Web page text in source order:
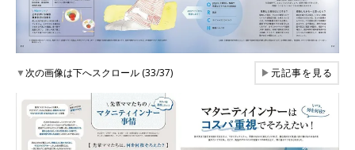
▼次の画像は下へスクロール (33/37) ▶元記事を見る